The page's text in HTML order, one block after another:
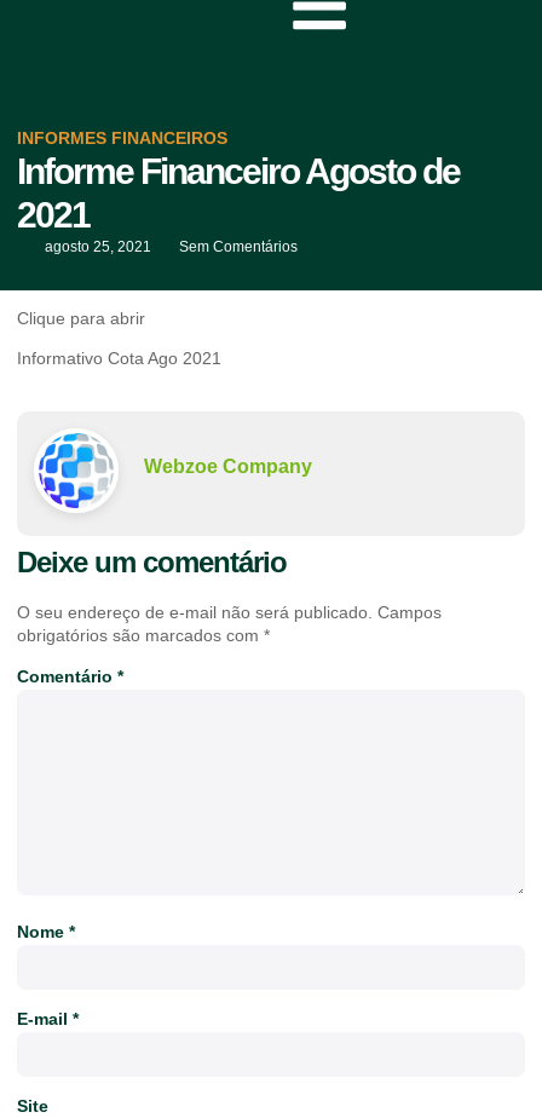
INFORMES FINANCEIROS
Informe Financeiro Agosto de
2021
agosto 25, 2021 Sem Comentários
Clique para abrir
Informativo Cota Ago 2021
Webzoe Company
Deixe um comentário
O seu endereço de e-mail não será publicado. Campos
obrigatórios são marcados com *
Comentário *
Nome *
E-mail *
Site